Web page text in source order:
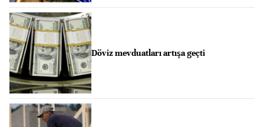
Döviz mevduatları artışa geçti